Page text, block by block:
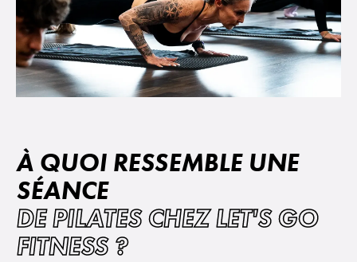
À QUOI RESSEMBLE UNE
SÉANCE
DE PILATES CHEZ LET'S GO
FITNESS ?